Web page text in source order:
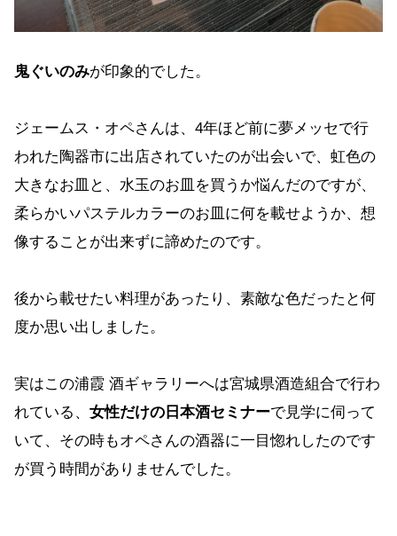
鬼ぐいのみが印象的でした。
ジェームス・オペさんは、4年ほど前に夢メッセで行
われた陶器市に出店されていたのが出会いで、虹色の
大きなお皿と、水玉のお皿を買うか悩んだのですが、
柔らかいパステルカラーのお皿に何を載せようか、想
像することが出来ずに諦めたのです。
後から載せたい料理があったり、素敵な色だったと何
度か思い出しました。
実はこの浦霞 酒ギャラリーへは宮城県酒造組合で行わ
れている、 女性だけの日本酒セミナーで見学に伺って
いて、その時もオペさんの酒器に一目惚れしたのです
が買う時間がありませんでした。